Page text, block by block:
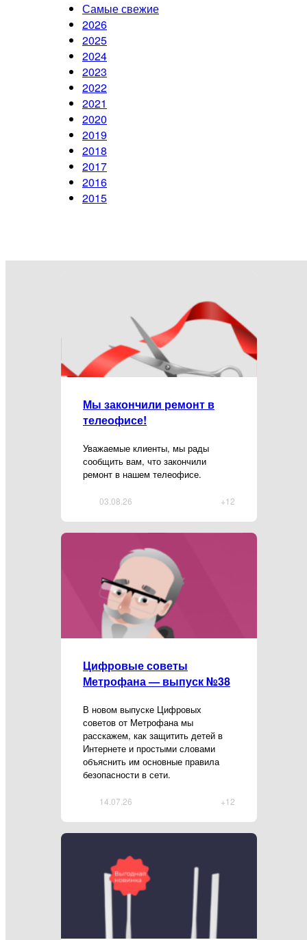
Самые свежие
2026
2025
2024
2023
2022
2021
2020
2019
2018
2017
2016
2015
Мы закончили ремонт в
телеофисе!
Уважаемые клиенты, мы рады
сообщить вам, что закончили
ремонт в нашем телеофисе.
+12
03.08.26
Цифровые советы
Метрофана — выпуск №38
В новом выпуске Цифровых
советов от Метрофана мы
расскажем, как защитить детей в
Интернете и простыми словами
объяснить им основные правила
безопасности в сети.
+12
14.07.26